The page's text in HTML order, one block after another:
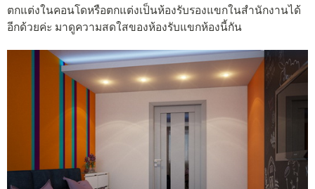
ตกแต่งในคอนโดหรือตกแต่งเป็นห้องรับรองแขกในสำนักงานได้
อีกด้วยค่ะ มาดูความสดใสของห้องรับแขกห้องนี้กัน